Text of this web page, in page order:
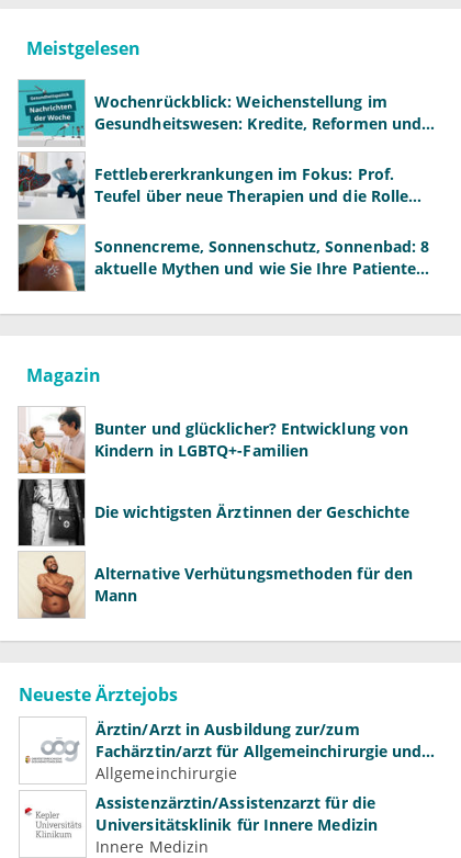
Meistgelesen
Wochenrückblick: Weichenstellung im
Gesundheitswesen: Kredite, Reformen und
Fettlebererkrankungen im Fokus: Prof.
Teufel über neue Therapien und die Rolle
Sonnencreme, Sonnenschutz, Sonnenbad: 8
aktuelle Mythen und wie Sie Ihre Patienten
Magazin
Bunter und glücklicher? Entwicklung von
Kindern in LGBTQ+-Familien
Die wichtigsten Ärztinnen der Geschichte
Alternative Verhütungsmethoden für den
Mann
Neueste Ärztejobs
Ärztin/Arzt in Ausbildung zur/zum
Fachärztin/arzt für Allgemeinchirurgie und
Gefäßchirurgie
Allgemeinchirurgie
Assistenzärztin/Assistenzarzt für die
Universitätsklinik für Innere Medizin
Innere Medizin